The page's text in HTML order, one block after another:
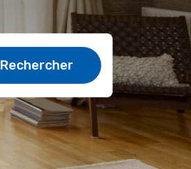
Rechercher